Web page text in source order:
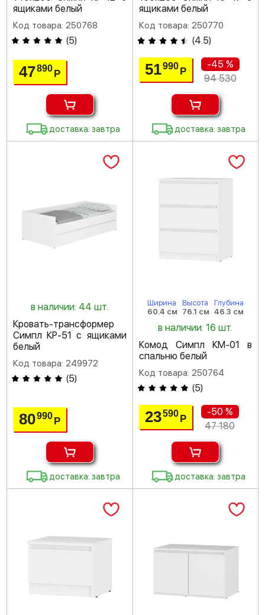
ящиками белый
Код товара: 250768
(5)
47890Р
доставка: завтра
ящиками белый
Код товара: 250770
(4.5)
51990 Р
-45 %
94 530
доставка: завтра
в наличии: 44 шт.
Кровать-трансформер
Симпл КР-51 с ящиками
белый
Код товара: 249972
(5)
80990Р
доставка: завтра
Ширина
60.4 см
Высота
76.1 см
Глубина
46.3 см
в наличии: 16 шт.
Комод Симпл КМ-01 в
спальню белый
Код товара: 250764
(5)
23590 Р
-50 %
47 180
доставка: завтра